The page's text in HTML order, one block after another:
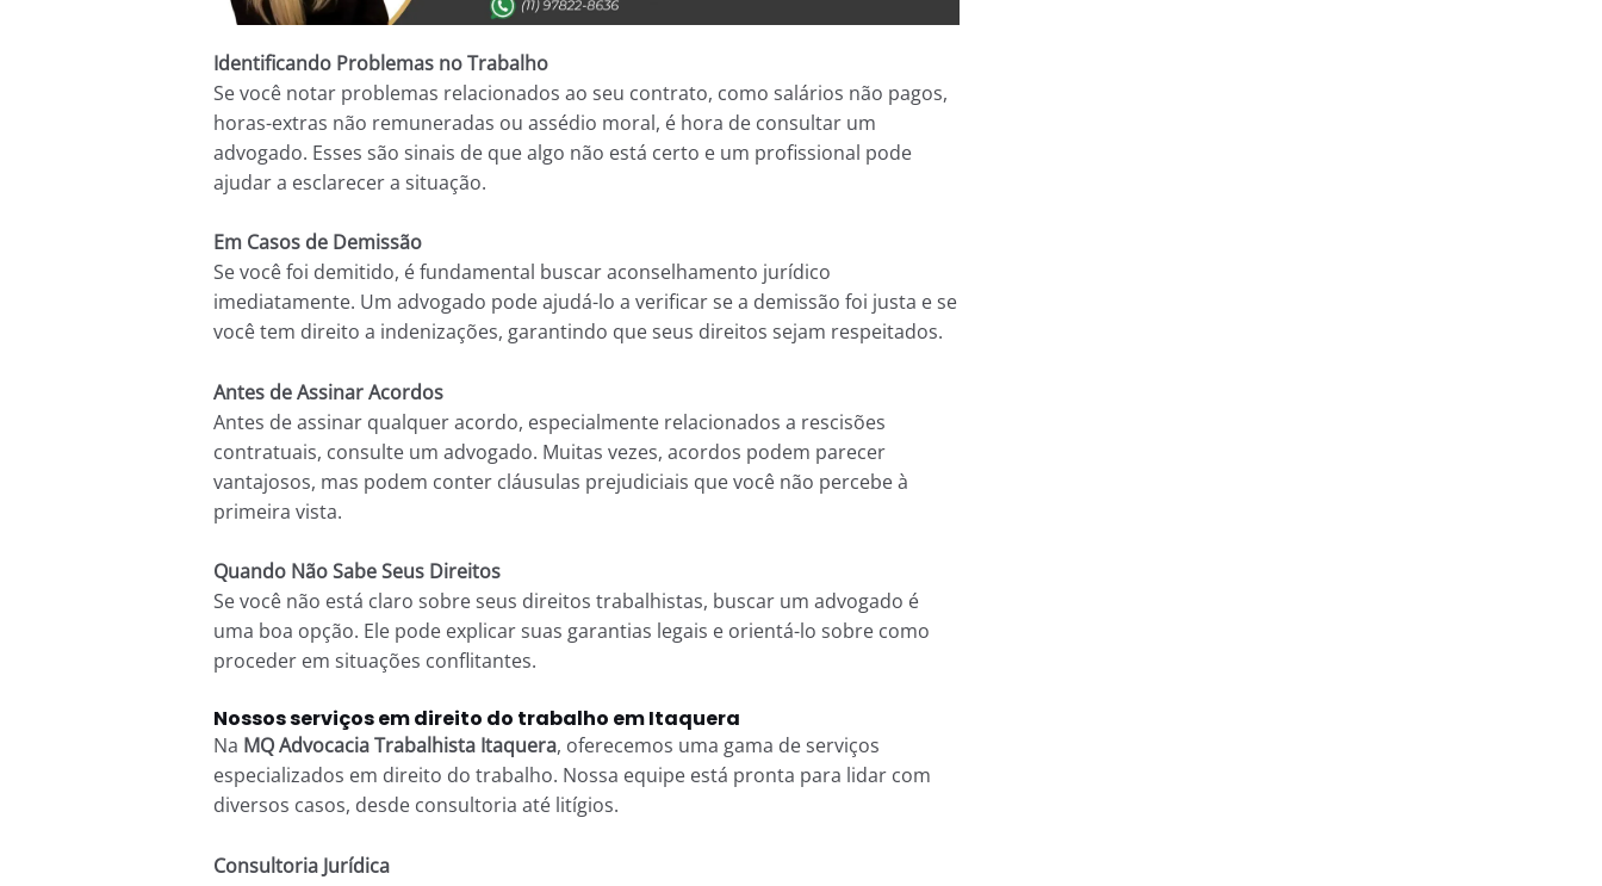
Identificando Problemas no Trabalho
Se você notar problemas relacionados ao seu contrato, como salários não pagos,
horas-extras não remuneradas ou assédio moral, é hora de consultar um
advogado. Esses são sinais de que algo não está certo e um profissional pode
ajudar a esclarecer a situação.
Em Casos de Demissão
Se você foi demitido, é fundamental buscar aconselhamento jurídico
imediatamente. Um advogado pode ajudá-lo a verificar se a demissão foi justa e se
você tem direito a indenizações, garantindo que seus direitos sejam respeitados.
Antes de Assinar Acordos
Antes de assinar qualquer acordo, especialmente relacionados a rescisões
contratuais, consulte um advogado. Muitas vezes, acordos podem parecer
vantajosos, mas podem conter cláusulas prejudiciais que você não percebe à
primeira vista.
Quando Não Sabe Seus Direitos
Se você não está claro sobre seus direitos trabalhistas, buscar um advogado é
uma boa opção. Ele pode explicar suas garantias legais e orientá-lo sobre como
proceder em situações conflitantes.
Nossos serviços em direito do trabalho em Itaquera
Na MQ Advocacia Trabalhista Itaquera, oferecemos uma gama de serviços
especializados em direito do trabalho. Nossa equipe está pronta para lidar com
diversos casos, desde consultoria até litígios.
Consultoria Jurídica